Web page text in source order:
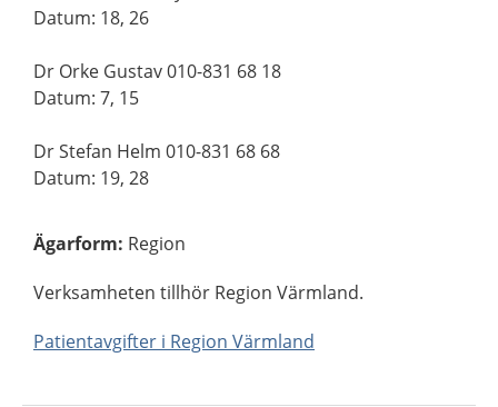
Datum: 18, 26
Dr Orke Gustav 010-831 68 18
Datum: 7, 15
Dr Stefan Helm 010-831 68 68
Datum: 19, 28
Ägarform: Region
Verksamheten tillhör Region Värmland.
Patientavgifter i Region Värmland